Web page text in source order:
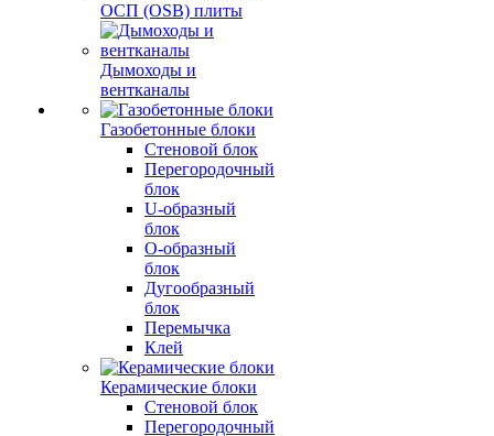
ОСП (OSB) плиты
Дымоходы и
вентканалы
Газобетонные блоки
Стеновой блок
Перегородочный
блок
U-образный
блок
О-образный
блок
Дугообразный
блок
Перемычка
Клей
Керамические блоки
Стеновой блок
Перегородочный